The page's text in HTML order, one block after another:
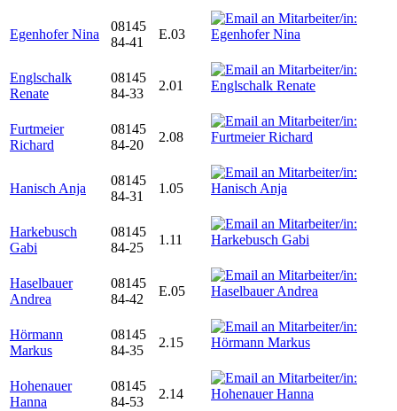
Egenhofer Nina
08145
84-41
E.03
Englschalk
Renate
08145
84-33
2.01
Furtmeier
Richard
08145
84-20
2.08
Hanisch Anja
08145
84-31
1.05
Harkebusch
Gabi
08145
84-25
1.11
Haselbauer
Andrea
08145
84-42
E.05
Hörmann
Markus
08145
84-35
2.15
Hohenauer
Hanna
08145
84-53
2.14